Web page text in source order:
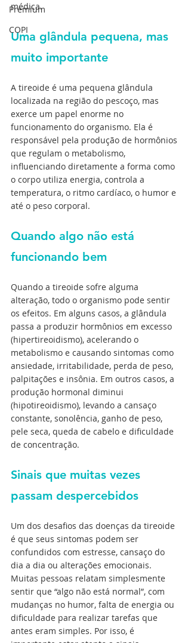
Premium
COPI
médica.
Uma glândula pequena, mas
muito importante
A tireoide é uma pequena glândula
localizada na região do pescoço, mas
exerce um papel enorme no
funcionamento do organismo. Ela é
responsável pela produção de hormônios
que regulam o metabolismo,
influenciando diretamente a forma como
o corpo utiliza energia, controla a
temperatura, o ritmo cardíaco, o humor e
até o peso corporal.
Quando algo não está
funcionando bem
Quando a tireoide sofre alguma
alteração, todo o organismo pode sentir
os efeitos. Em alguns casos, a glândula
passa a produzir hormônios em excesso
(hipertireoidismo), acelerando o
metabolismo e causando sintomas como
ansiedade, irritabilidade, perda de peso,
palpitações e insônia. Em outros casos, a
produção hormonal diminui
(hipotireoidismo), levando a cansaço
constante, sonolência, ganho de peso,
pele seca, queda de cabelo e dificuldade
de concentração.
Sinais que muitas vezes
passam despercebidos
Um dos desafios das doenças da tireoide
é que seus sintomas podem ser
confundidos com estresse, cansaço do
dia a dia ou alterações emocionais.
Muitas pessoas relatam simplesmente
sentir que “algo não está normal”, com
mudanças no humor, falta de energia ou
dificuldade para realizar tarefas que
antes eram simples. Por isso, é